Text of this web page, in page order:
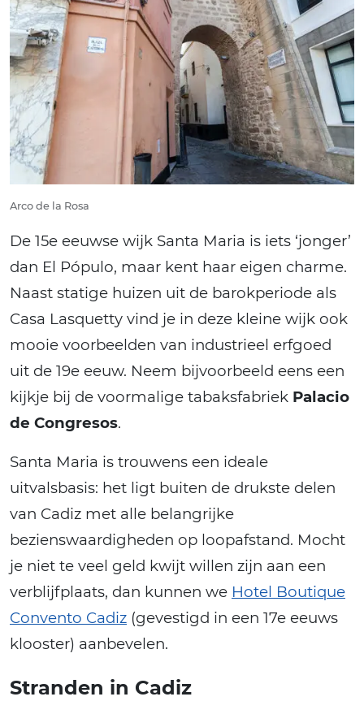
Arco de la Rosa
De 15e eeuwse wijk Santa Maria is iets ‘jonger’
dan El Pópulo, maar kent haar eigen charme.
Naast statige huizen uit de barokperiode als
Casa Lasquetty vind je in deze kleine wijk ook
mooie voorbeelden van industrieel erfgoed
uit de 19e eeuw. Neem bijvoorbeeld eens een
kijkje bij de voormalige tabaksfabriek Palacio
de Congresos.
Santa Maria is trouwens een ideale
uitvalsbasis: het ligt buiten de drukste delen
van Cadiz met alle belangrijke
bezienswaardigheden op loopafstand. Mocht
je niet te veel geld kwijt willen zijn aan een
verblijfplaats, dan kunnen we Hotel Boutique
Convento Cadiz (gevestigd in een 17e eeuws
klooster) aanbevelen.
Stranden in Cadiz